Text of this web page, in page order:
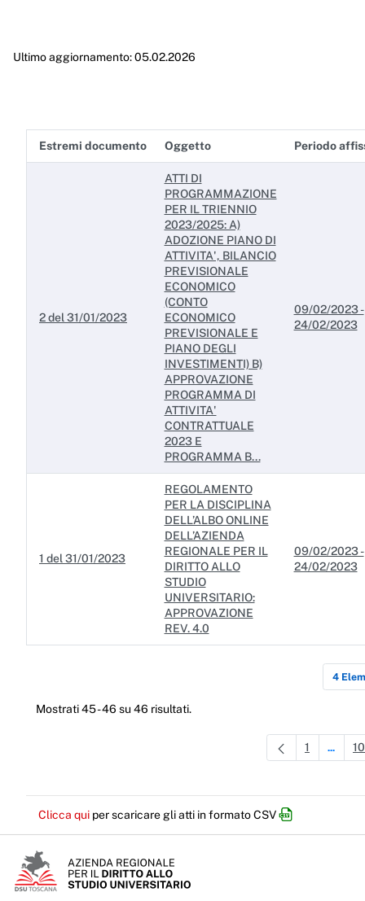
Provvedimenti organi indirizzo politico
Bandi di gara e contratti
Sovvenzioni, contributi, sussidi, vantaggi economici
Beni immobili e gestione patrimonio
Controlli e rilievi sull'amministrazione
Servizi erogati
Pagamenti dell'amministrazione
Pianificazione e governo del territorio
Informazioni ambientali
Interventi straordinari e di emergenza
Attuazione misure PNRR
Ultimo aggiornamento: 05.02.2026
Estremi documento Oggetto Periodo
2 del 31/01/2023
ATTI DI
PROGRAMMAZIONE
PER IL TRIENNIO
2023/2025: A)
ADOZIONE PIANO DI
ATTIVITA', BILANCIO
PREVISIONALE
ECONOMICO
(CONTO
ECONOMICO
PREVISIONALE E
PIANO DEGLI
INVESTIMENTI) B)
APPROVAZIONE
PROGRAMMA DI
ATTIVITA'
CONTRATTUALE
2023 E
PROGRAMMA B...
09/02/2023 -
24/02/2023
1 del 31/01/2023
REGOLAMENTO
PER LA DISCIPLINA
DELL’ALBO ONLINE
DELL’AZIENDA
REGIONALE PER IL
DIRITTO ALLO
STUDIO
UNIVERSITARIO:
APPROVAZIONE
REV. 4.0
09/02/2023 -
24/02/2023
4
Mostrati 45 - 46 su 46 risultati.
Pagina
1 ...Pagine
10
Clicca qui per scaricare gli atti in formato CSV